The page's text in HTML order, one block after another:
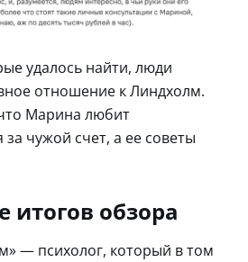
удалось найти, люди
отношение к Линдхолм.
Марина любит
за чужой счет, а ее советы
итогов обзора
— психолог, который в том